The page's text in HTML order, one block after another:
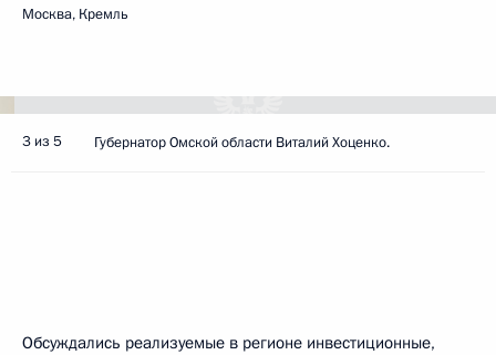
Москва, Кремль
3 из 5 Губернатор Омской области Виталий Хоценко.
Обсуждались реализуемые в регионе инвестиционные,